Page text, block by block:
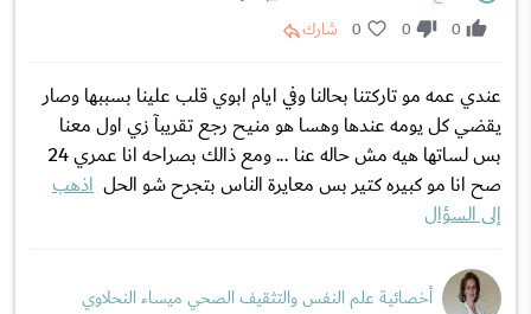
0
0
0 شارك
عندي عمه مو تاركتنا بحالنا وفي ايام ابوي قلب علينا بسببها وصار
يقضي كل يومه عندها وهسا هو منيح رجع تقريبآ زي اول معنا
بس لساتها هيه مش حاله عنا ... ومع ذالك بصراحه انا عمري 24
صح انا مو كبيره كتير بس معايرة الناس بتجرح شو الحل اذهب
إلى السؤال
أخصائية علم النفس والتثقيف الصحي ميساء النحلاوي